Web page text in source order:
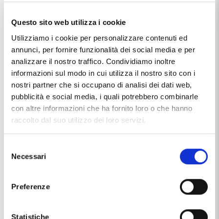
Questo sito web utilizza i cookie
Utilizziamo i cookie per personalizzare contenuti ed
annunci, per fornire funzionalità dei social media e per
analizzare il nostro traffico. Condividiamo inoltre
informazioni sul modo in cui utilizza il nostro sito con i
nostri partner che si occupano di analisi dei dati web,
pubblicità e social media, i quali potrebbero combinarle
con altre informazioni che ha fornito loro o che hanno
raccolto dal suo utilizzo dei loro servizi.
delNecessari
Preferenze
Statistiche
Caratteristiche
Chiusura moschettone
Marca Pensieri Felici
Materiale argento 925/000
Produzione made in Italy
Questo articolo dal nomeCOLLANA CON CIONDOLO
PENSIERI FELICI ALTALENA IN ARGENTO GS1048, distribuito
sottocategoria
COLLANE PENSIERI FELICI IN ARGENTO